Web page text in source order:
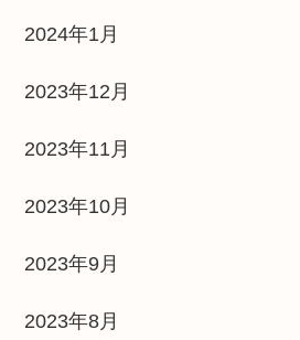
2024年1月
2023年12月
2023年11月
2023年10月
2023年9月
2023年8月